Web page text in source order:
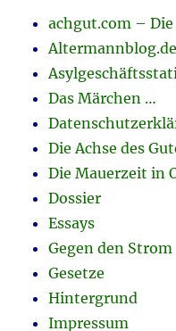
achgut.com – Die
Altermannblog.de
Das Märchen …
Die Achse des
Die Mauerzeit in
Dossier
Essays
Gegen den Strom
Gesetze
Hintergrund
Impressum